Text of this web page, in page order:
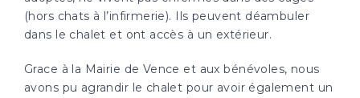
(hors chats à l’infirmerie). Ils peuvent déambuler
dans le chalet et ont accès à un extérieur.
Grace à la Mairie de Vence et aux bénévoles, nous
avons pu agrandir le chalet pour avoir également un